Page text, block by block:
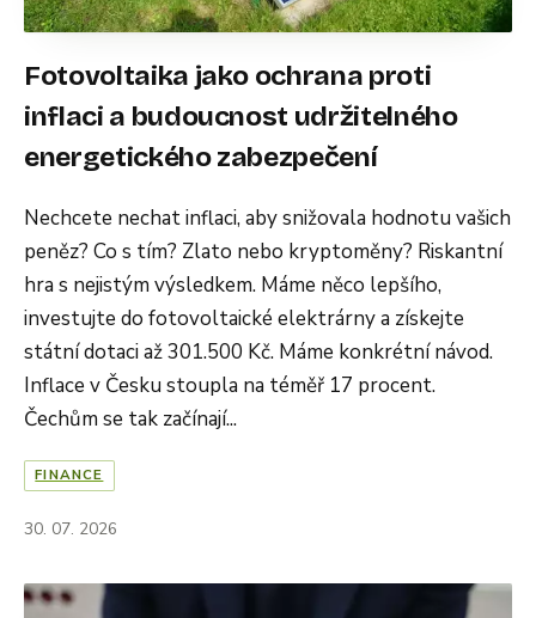
Fotovoltaika jako ochrana proti
inflaci a budoucnost udržitelného
energetického zabezpečení
Nechcete nechat inflaci, aby snižovala hodnotu vašich
peněz? Co s tím? Zlato nebo kryptoměny? Riskantní
hra s nejistým výsledkem. Máme něco lepšího,
investujte do fotovoltaické elektrárny a získejte
státní dotaci až 301.500 Kč. Máme konkrétní návod.
Inflace v Česku stoupla na téměř 17 procent.
Čechům se tak začínají...
FINANCE
30. 07. 2026